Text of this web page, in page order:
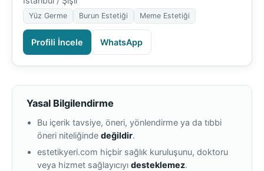
Yüz Germe Burun Estetiği Meme Estetiği
Profili İncele WhatsApp
Yasal Bilgilendirme
Bu içerik tavsiye, öneri, yönlendirme ya da tıbbi
öneri niteliğinde değildir.
estetikyeri.com hiçbir sağlık kuruluşunu, doktoru
veya hizmet sağlayıcıyı desteklemez.